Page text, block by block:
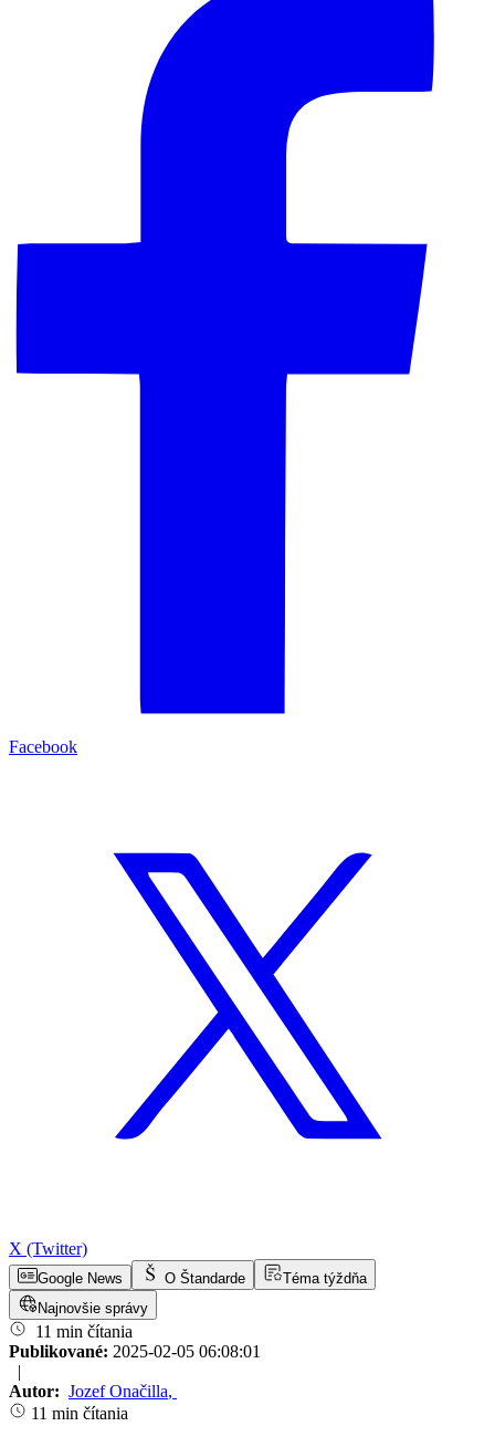
Facebook
X (Twitter)
Google News O Štandarde
Téma týždňa
Najnovšie správy
11 min čítania
Publikované: 2025-02-05 06:08:01
|
Autor: Jozef Onačilla,
11 min čítania